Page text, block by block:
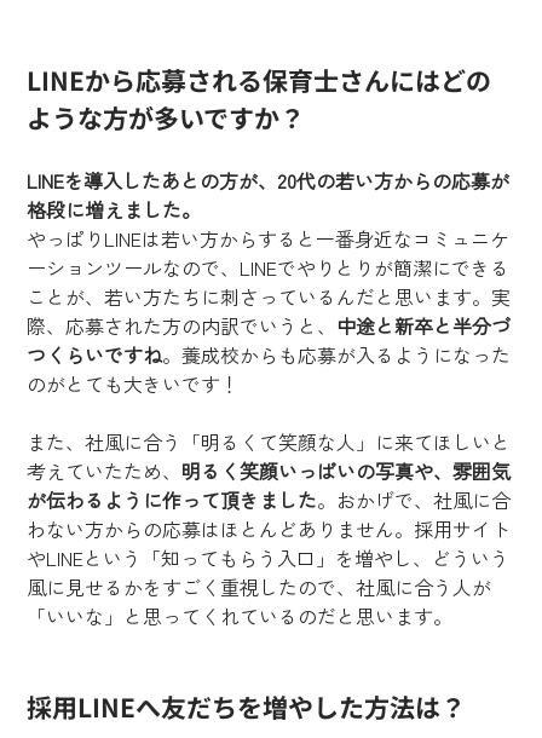
LINEから応募される保育士さんにはどの
ような方が多いですか？
LINEを導入したあとの方が、20代の若い方からの応募が
格段に増えました。
やっぱりLINEは若い方からすると一番身近なコミュニケ
ーションツールなので、LINEでやりとりが簡潔にできる
ことが、若い方たちに刺さっているんだと思います。実
際、応募された方の内訳でいうと、 中途と新卒と半分づ
つくらいですね。養成校からも応募が入るようになった
のがとても大きいです！
また、社風に合う「明るくて笑顔な人」に来てほしいと
考えていたため、 明るく笑顔いっぱいの写真や、雰囲気
が伝わるように作って頂きました。おかげで、社風に合
わない方からの応募はほとんどありません。採用サイト
やLINEという「知ってもらう入口」を増やし、どういう
風に見せるかをすごく重視したので、社風に合う人が
「いいな」と思ってくれているのだと思います。
採用LINEへ友だちを増やした方法は？